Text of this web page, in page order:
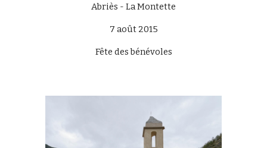
Abriès - La Montette
7 août 2015
Fête des bénévoles